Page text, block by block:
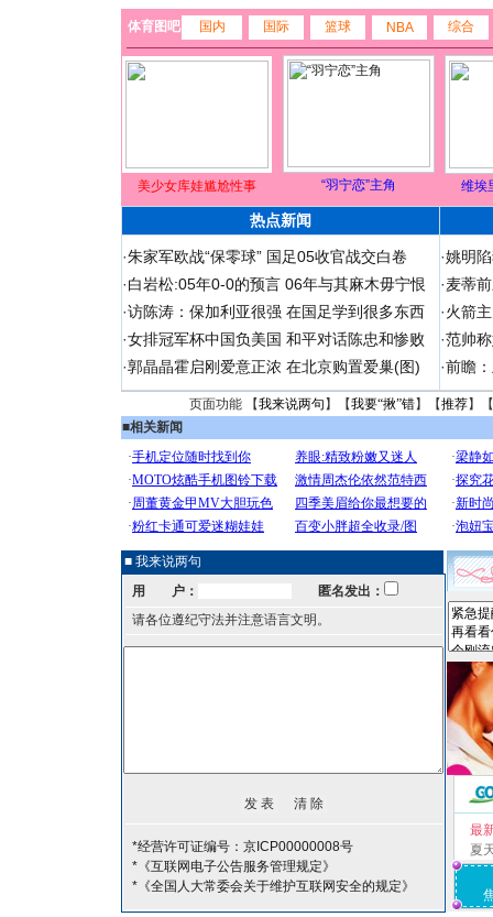
体育图吧 国内 国际 篮球 NBA 综合
美少女库娃尴尬性事 “羽宁恋”主角 维埃
热点新闻
·朱家军欧战“保零球” 国足05收官战交白卷
·白岩松:05年0-0的预言 06年与其麻木毋宁恨
·访陈涛：保加利亚很强 在国足学到很多东西
·女排冠军杯中国负美国 和平对话陈忠和惨败
·郭晶晶霍启刚爱意正浓 在北京购置爱巢(图)
·姚明
·麦蒂
·火箭
·范帅
·前瞻
页面功能 【我来说两句 】【我要“揪”错】【推荐】
■相关新闻
■ 我来说两句
用 户：
匿名发出：
请各位遵纪守法并注意语言文明。
*经营许可证编号：京ICP00000008号
*《互联网电子公告服务管理规定》
*《全国人大常委会关于维护互联网安全的规定》
最
夏